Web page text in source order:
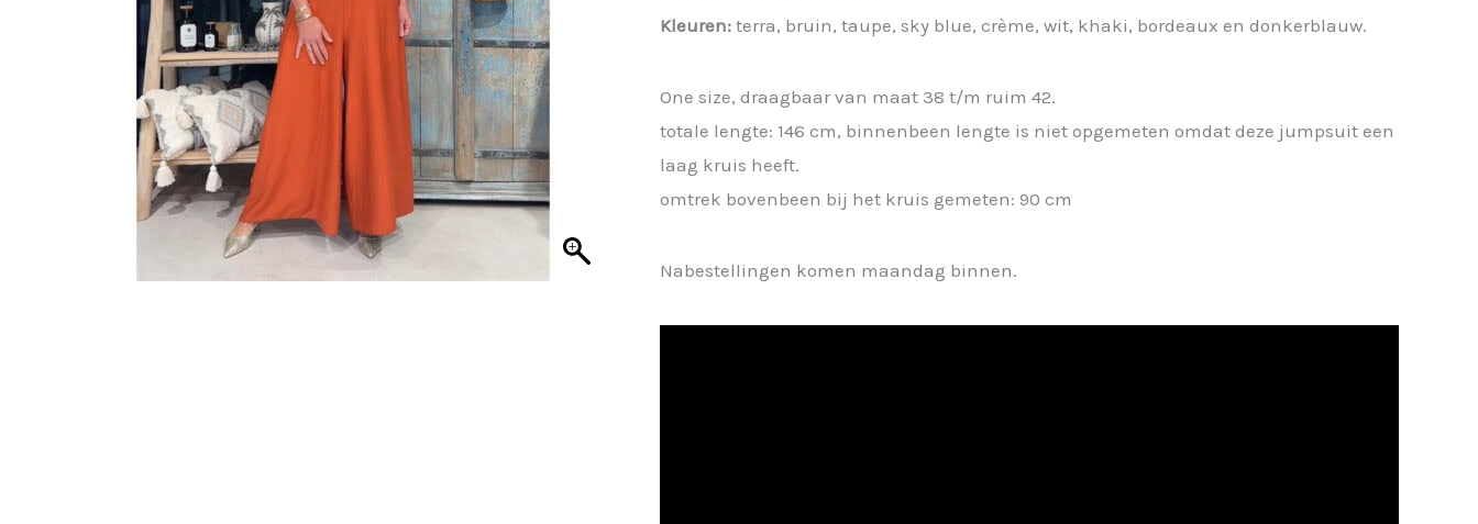
Kleuren: terra, bruin, taupe, sky blue, crème, wit, khaki, bordeaux en donkerblauw.
One size, draagbaar van maat 38 t/m ruim 42.
totale lengte: 146 cm, binnenbeen lengte is niet opgemeten omdat deze jumpsuit een
laag kruis heeft.
omtrek bovenbeen bij het kruis gemeten: 90 cm
Nabestellingen komen maandag binnen.